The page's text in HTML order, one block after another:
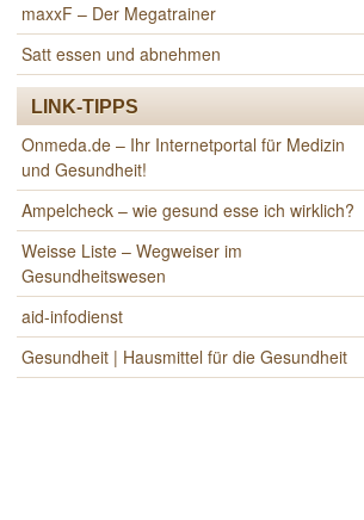
maxxF – Der Megatrainer
Satt essen und abnehmen
LINK-TIPPS
Onmeda.de – Ihr Internetportal für Medizin
und Gesundheit!
Ampelcheck – wie gesund esse ich wirklich?
Weisse Liste – Wegweiser im
Gesundheitswesen
aid-infodienst
Gesundheit | Hausmittel für die Gesundheit